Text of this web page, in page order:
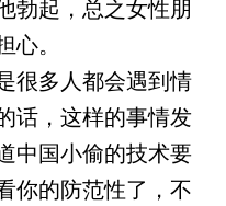
勃起，总之女性朋
心。
很多人都会遇到情
话，这样的事情发
中国小偷的技术要
你的防范性了，不